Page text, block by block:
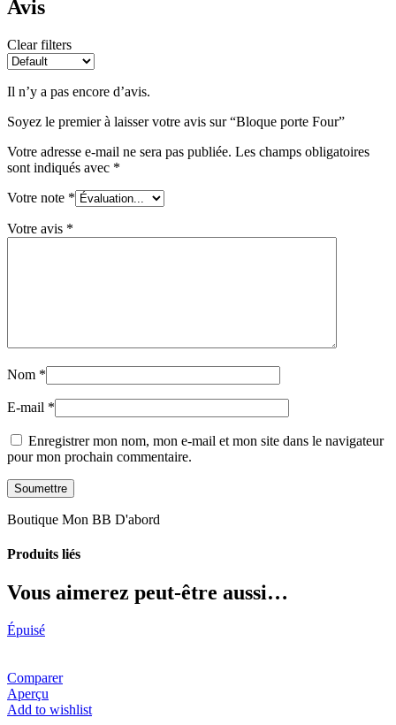
Avis
Clear filters
Il n’y a pas encore d’avis.
Soyez le premier à laisser votre avis sur “Bloque porte Four”
Votre adresse e-mail ne sera pas publiée. Les champs obligatoires
sont indiqués avec *
Votre note *
Votre avis *
Nom *
E-mail *
Enregistrer mon nom, mon e-mail et mon site dans le navigateur
pour mon prochain commentaire.
Boutique Mon BB D'abord
Produits liés
Vous aimerez peut-être aussi…
Épuisé
Comparer
Aperçu
Add to wishlist